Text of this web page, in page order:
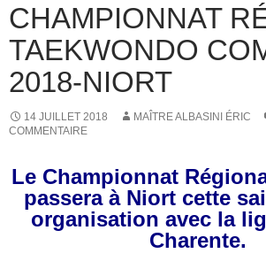
CHAMPIONNAT
TAEKWONDO
2018-NIORT
14 JUILLET 2018 MAÎTRE ALBASINI ÉRIC
COMMENTAIRE
Le Championnat
passera à Niort cette
organisation avec la
Charente.